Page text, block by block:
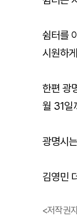
쉼터를
시원하
한편 광
월 31일
광명시
김영민
<저작권